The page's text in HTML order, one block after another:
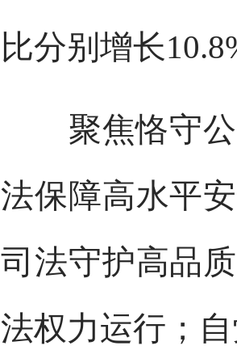
比分别增长
聚焦恪守公
法保障高水平
司法守护高品
法权力运行；